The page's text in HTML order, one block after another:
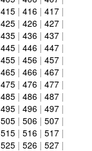
415 | 416 | 417 |
425 | 426 | 427 |
435 | 436 | 437 |
445 | 446 | 447 |
455 | 456 | 457 |
465 | 466 | 467 |
475 | 476 | 477 |
485 | 486 | 487 |
495 | 496 | 497 |
505 | 506 | 507 |
515 | 516 | 517 |
525 | 526 | 527 |